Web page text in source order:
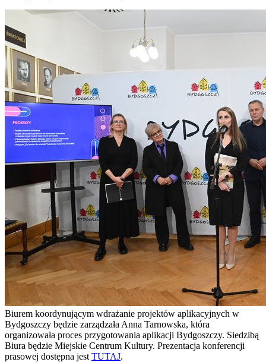
Biurem koordynującym wdrażanie projektów aplikacyjnych w
Bydgoszczy będzie zarządzała Anna Tarnowska, która
organizowała proces przygotowania aplikacji Bydgoszczy. Siedzibą
Biura będzie Miejskie Centrum Kultury. Prezentacja konferencji
prasowej dostępna jest TUTAJ.